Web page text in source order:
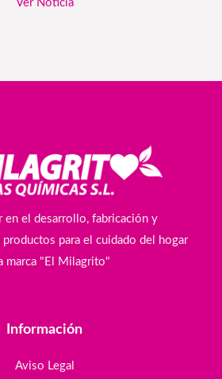
Ver Noticia
en el desarrollo, fabricación y
para el cuidado del hogar
marca "El Milagrito"
Información
Aviso Legal